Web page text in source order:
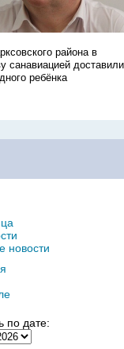
района в
санавиацией доставили
ребёнка
новости
по дате: